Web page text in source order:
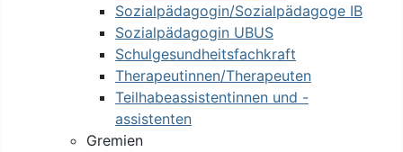
Sozialpädagogin/Sozialpädagoge IB
Sozialpädagogin UBUS
Schulgesundheitsfachkraft
Therapeutinnen/Therapeuten
Teilhabeassistentinnen und -
assistenten
Gremien